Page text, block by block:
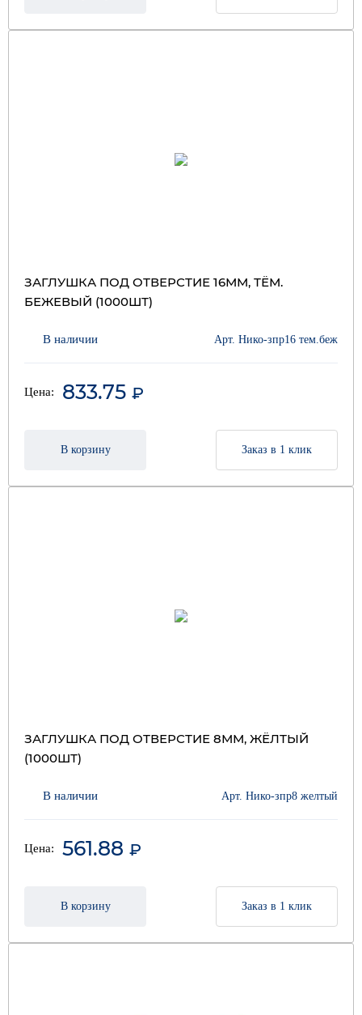
ЗАГЛУШКА ПОД ОТВЕРСТИЕ 16ММ, ТЁМ.
БЕЖЕВЫЙ (1000ШТ)
В наличии Арт. Нико-зпр16 тем.беж
Цена: 833.75 ₽
В корзину Заказ в 1 клик
ЗАГЛУШКА ПОД ОТВЕРСТИЕ 8ММ, ЖЁЛТЫЙ
(1000ШТ)
В наличии Арт. Нико-зпр8 желтый
Цена: 561.88 ₽
В корзину Заказ в 1 клик